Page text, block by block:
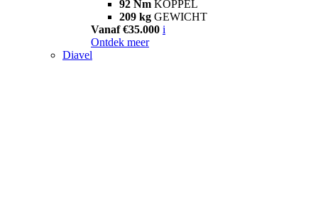
92 Nm KOPPEL
209 kg GEWICHT
Vanaf €35.000 i
Ontdek meer
Diavel